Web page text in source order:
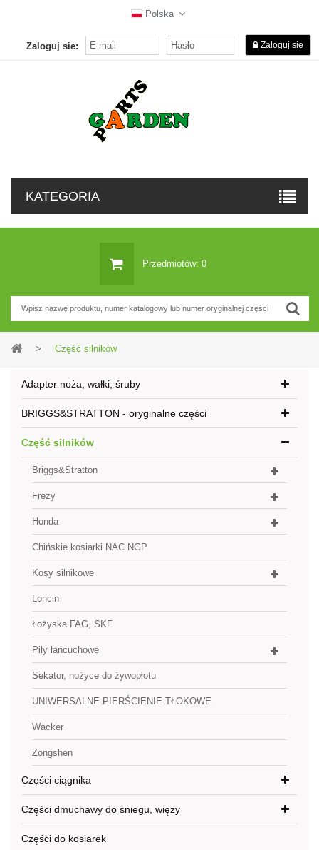
Polska
Zaloguj sie: Zaloguj sie
KATEGORIA
Przedmiotów: 0
> Część silników
Adapter noża, wałki, śruby
BRIGGS&STRATTON - oryginalne części
Część silników
Briggs&Stratton
Frezy
Honda
Chińskie kosiarki NAC NGP
Kosy silnikowe
Loncin
Łożyska FAG, SKF
Piły łańcuchowe
Sekator, nożyce do żywopłotu
UNIWERSALNE PIERŚCIENIE TŁOKOWE
Wacker
Zongshen
Części ciągnika
Części dmuchawy do śniegu, więzy
Części do kosiarek